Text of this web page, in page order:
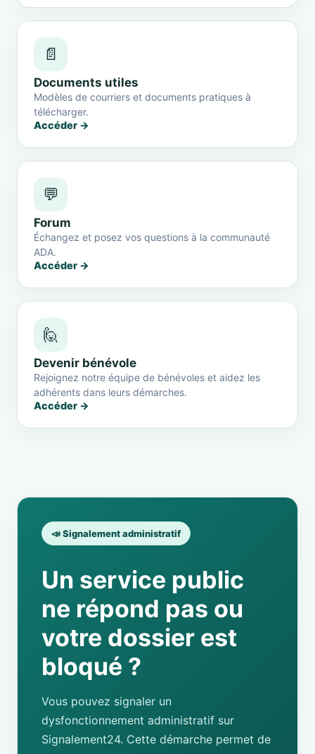
📄
Documents utiles
Modèles de courriers et documents pratiques à
télécharger.
Accéder →
💬
Forum
Échangez et posez vos questions à la communauté
ADA.
Accéder →
🙋
Devenir bénévole
Rejoignez notre équipe de bénévoles et aidez les
adhérents dans leurs démarches.
Accéder →
📣 Signalement administratif
Un service public
ne répond pas ou
votre dossier est
bloqué ?
Vous pouvez signaler un
dysfonctionnement administratif sur
Signalement24. Cette démarche permet de